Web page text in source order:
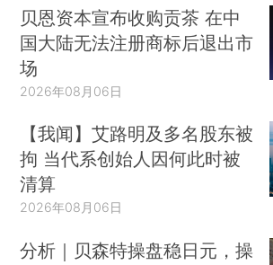
贝恩资本宣布收购贡茶 在中
国大陆无法注册商标后退出市
场
2026年08月06日
【我闻】艾路明及多名股东被
拘 当代系创始人因何此时被
清算
2026年08月06日
分析｜贝森特操盘稳日元，操